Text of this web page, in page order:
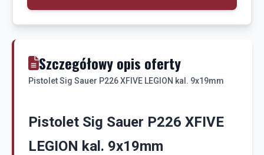
Szczegółowy opis oferty
Pistolet Sig Sauer P226 XFIVE LEGION kal. 9x19mm
Pistolet Sig Sauer P226 XFIVE
LEGION kal. 9x19mm